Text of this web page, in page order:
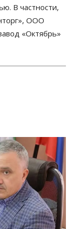
В частности,
ООО
«Октябрь»